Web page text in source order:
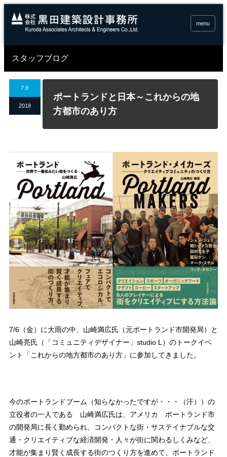
menu
スタッフブログ
7.8
2018
ポートランドと日本～これからの地
方都市のあり方
7/6（金）に大雨の中、山崎満広氏（元ポートランド市開発局）と
山崎亮氏（「コミュニティデザイナー」studio L）のトークイベ
ント「これからの地方都市のあり方」に参加してきました。
今のポートランドブーム（知らなかったですが・・・（汗））の
立役者の一人である 山崎満広氏は、アメリカ ポートランド市
の開発局に長く勤められ、コンパクトな街・サステイナブルな交
通・クリエイティブな経済開発・人々が街に関わるしくみなど、
才能が集まり賢く成長する街のつくり方を進めて、ポートランド